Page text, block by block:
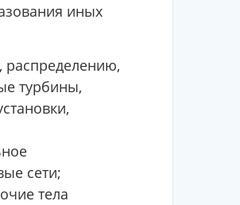
иных
распределению,
турбины,
сети;
тела